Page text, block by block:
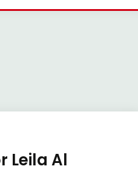
Leila Al